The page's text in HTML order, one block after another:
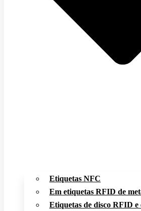
Etiquetas NFC
Em etiquetas RFID de
Etiquetas de disco RFID e